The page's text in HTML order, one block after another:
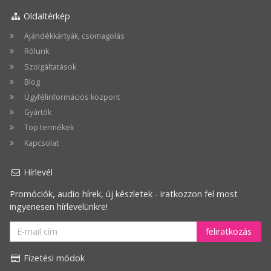
Oldaltérkép
Ajándékkártyák, csomagolás
Rólunk
Szolgáltatások
Blog
Ügyfélinformációs központ
Gyártók
Top termékek
Kapcsolat
Hírlevél
Promóciók, audio hírek, új készletek - iratkozzon fel most
ingyenesen hírlevelünkre!
feliratkozás
Fizetési módok